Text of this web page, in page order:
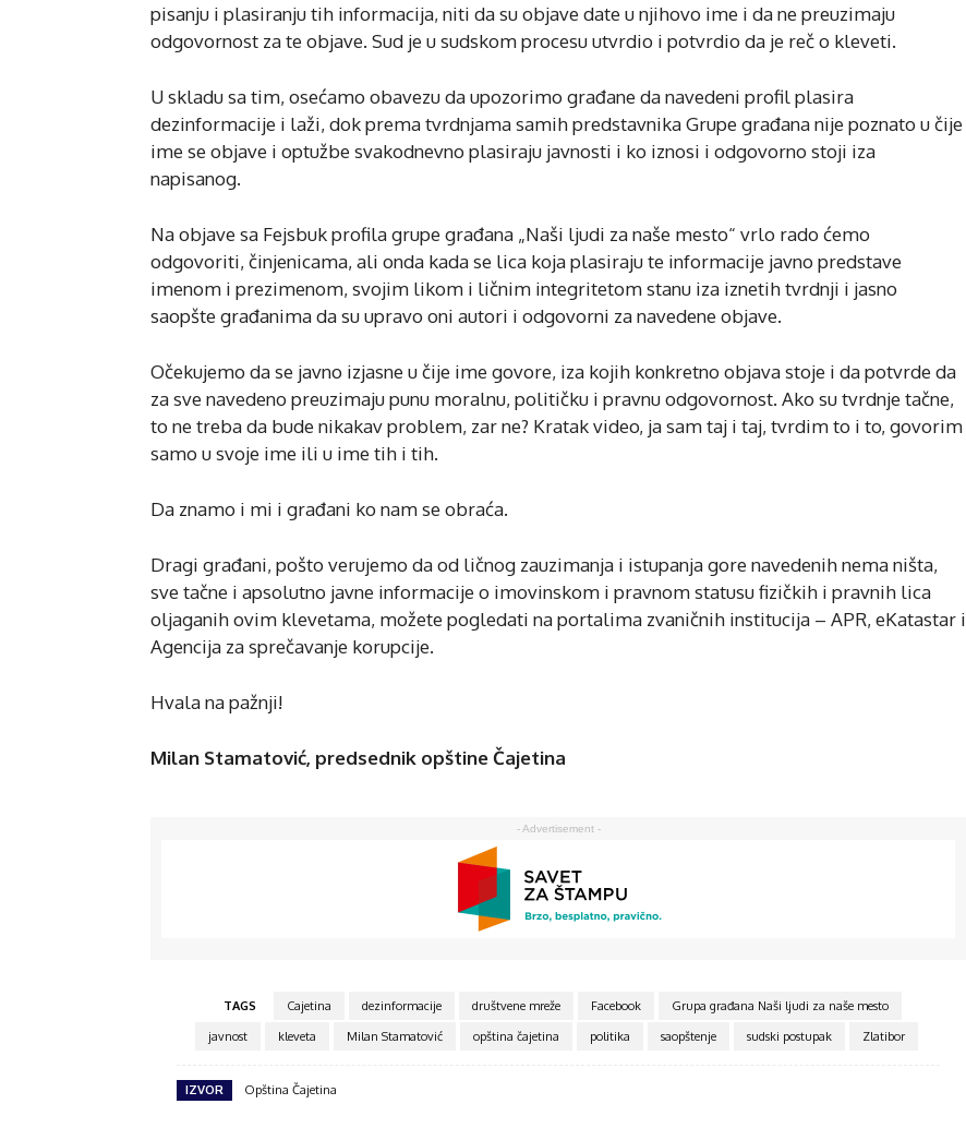
pisanju i plasiranju tih informacija, niti da su objave date u njihovo ime i da ne preuzimaju
odgovornost za te objave. Sud je u sudskom procesu utvrdio i potvrdio da je reč o kleveti.
U skladu sa tim, osećamo obavezu da upozorimo građane da navedeni profil plasira
dezinformacije i laži, dok prema tvrdnjama samih predstavnika Grupe građana nije poznato u čije
ime se objave i optužbe svakodnevno plasiraju javnosti i ko iznosi i odgovorno stoji iza
napisanog.
Na objave sa Fejsbuk profila grupe građana „Naši ljudi za naše mesto“ vrlo rado ćemo
odgovoriti, činjenicama, ali onda kada se lica koja plasiraju te informacije javno predstave
imenom i prezimenom, svojim likom i ličnim integritetom stanu iza iznetih tvrdnji i jasno
saopšte građanima da su upravo oni autori i odgovorni za navedene objave.
Očekujemo da se javno izjasne u čije ime govore, iza kojih konkretno objava stoje i da potvrde da
za sve navedeno preuzimaju punu moralnu, političku i pravnu odgovornost. Ako su tvrdnje tačne,
to ne treba da bude nikakav problem, zar ne? Kratak video, ja sam taj i taj, tvrdim to i to, govorim
samo u svoje ime ili u ime tih i tih.
Da znamo i mi i građani ko nam se obraća.
Dragi građani, pošto verujemo da od ličnog zauzimanja i istupanja gore navedenih nema ništa,
sve tačne i apsolutno javne informacije o imovinskom i pravnom statusu fizičkih i pravnih lica
oljaganih ovim klevetama, možete pogledati na portalima zvaničnih institucija – APR, eKatastar i
Agencija za sprečavanje korupcije.
Hvala na pažnji!
Milan Stamatović, predsednik opštine Čajetina
- Advertisement -
TAGS Cajetina dezinformacije društvene mreže Facebook
Grupa građana Naši ljudi za naše mesto
javnost
kleveta Milan Stamatović opština čajetina politika saopštenje sudski postupak Zlatibor
IZVOR Opština Čajetina